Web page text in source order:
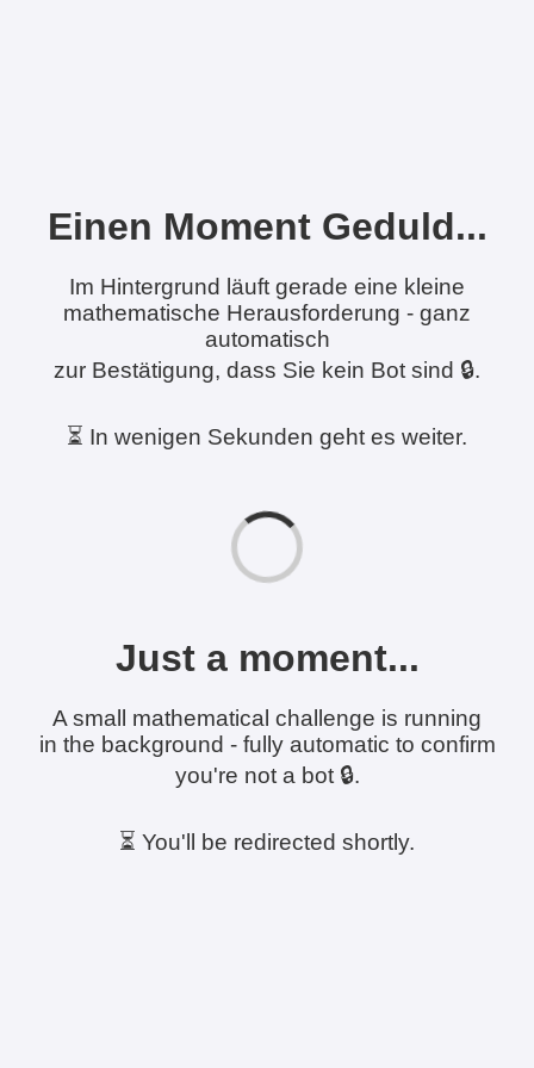
Einen Moment Geduld...
Im Hintergrund läuft gerade eine kleine
mathematische Herausforderung - ganz
automatisch
zur Bestätigung, dass Sie kein Bot sind 🔒.
⏳ In wenigen Sekunden geht es weiter.
Just a moment...
A small mathematical challenge is running
in the background - fully automatic to confirm
you're not a bot 🔒.
⏳ You'll be redirected shortly.